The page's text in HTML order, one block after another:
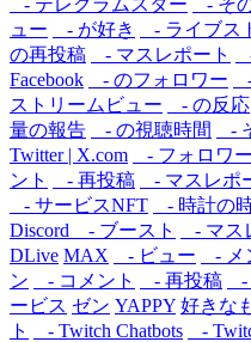
ュー
- が好き - ライブス
の再投稿
- マスレポート
Facebook
- のフォロワー
ストリームビュー
- の反応
量の報告
- の視聴時間 -
Twitter | X.com
- フォロワー
ント
- 再投稿 - マスレポ
- サービスNFT
- 時計の
Discord
- ブースト - マス
DLive MAX - ビュー - メ
ン
- コメント - 再投稿 -
ービス ゼン YAPPY 好きな
ト
- Twitch Chatbots -